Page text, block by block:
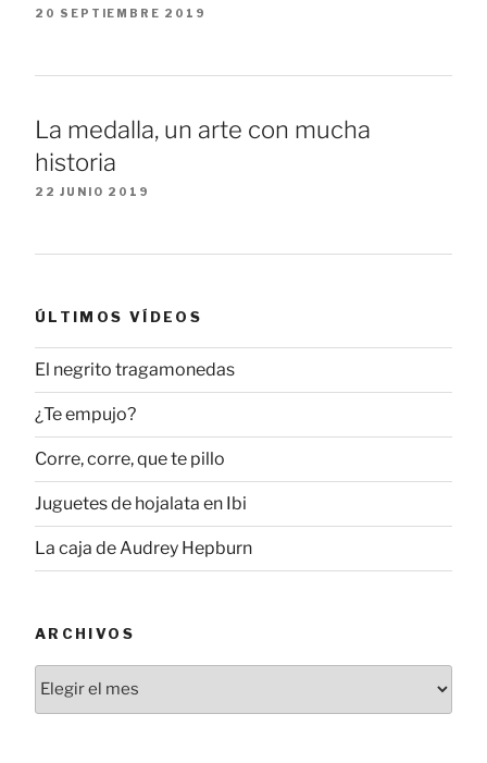
20 SEPTIEMBRE 2019
La medalla, un arte con mucha
historia
22 JUNIO 2019
ÚLTIMOS VÍDEOS
El negrito tragamonedas
¿Te empujo?
Corre, corre, que te pillo
Juguetes de hojalata en Ibi
La caja de Audrey Hepburn
ARCHIVOS